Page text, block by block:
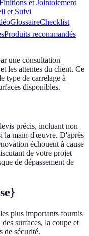
et Jointoiement
et Suivi
GlossaireChecklist
Produits recommandés
une consultation
les attentes du client. Ce
type de carrelage à
disponibles.
précis, incluant non
la main-d'œuvre. D'après
échouent à cause
de votre projet
de dépassement de
plus importants fournis
surfaces, la coupe et
de sécurité.